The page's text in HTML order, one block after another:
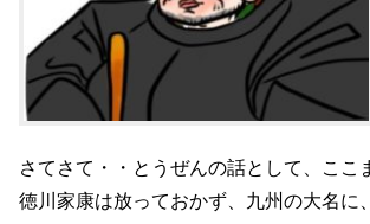
さてさて・・とうぜんの話として、ここ
徳川家康は放っておかず、九州の大名に